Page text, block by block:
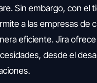
Sin embargo, con el
a las empresas de
eficiente. Jira
desde el